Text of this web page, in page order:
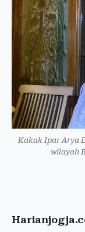
Kakak Ipar Arya
wilayah